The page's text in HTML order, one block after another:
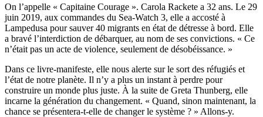
On l’appelle « Capitaine Courage ». Carola Rackete a 32 ans. Le 29
juin 2019, aux commandes du Sea-Watch 3, elle a accosté à
Lampedusa pour sauver 40 migrants en état de détresse à bord. Elle
a bravé l’interdiction de débarquer, au nom de ses convictions. « Ce
n’était pas un acte de violence, seulement de désobéissance. »
Dans ce livre-manifeste, elle nous alerte sur le sort des réfugiés et
l’état de notre planète. Il n’y a plus un instant à perdre pour
construire un monde plus juste. À la suite de Greta Thunberg, elle
incarne la génération du changement. « Quand, sinon maintenant, la
chance se présentera-t-elle de changer le système ? » Allons-y.